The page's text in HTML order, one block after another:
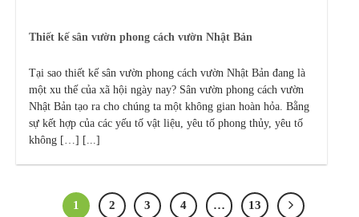
Thiết kế sân vườn phong cách vườn Nhật Bản
Tại sao thiết kế sân vườn phong cách vườn Nhật Bản đang là
một xu thế của xã hội ngày nay? Sân vườn phong cách vườn
Nhật Bản tạo ra cho chúng ta một không gian hoàn hỏa. Bằng
sự kết hợp của các yếu tố vật liệu, yêu tố phong thủy, yêu tố
không […] [...]
1 2 3 4 … 13